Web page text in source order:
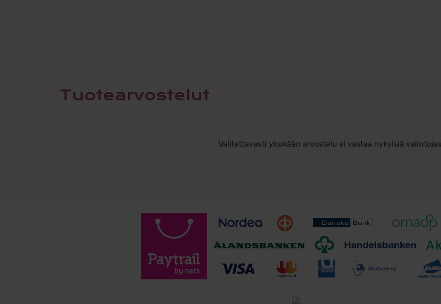
Tuotearvostelut
Valitettavasti yksikään arvostelu ei vastaa nykyisiä
Toimitusehdot
Tutustu toimitusehtoihin